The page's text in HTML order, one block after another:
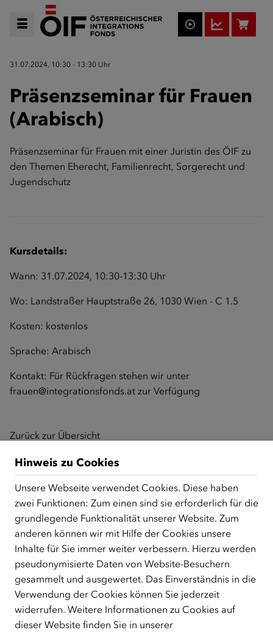
31.07.2024, 10:30 - 13:30 Uhr
Präsenzseminar für Frauen
(Arabisch)
Präsenzseminar für Frauen mit einer Juristin des ÖIF zu
den Themen Eherecht, Familienrecht, Sorgerecht und
Jugendschutz
Kursdetails:
Wann: 31.07.2024, 10:30-13:30 Uhr
Wo: Landstraßer Hauptstraße 26, 1030 Wien - C 1.5
Kosten: kostenlos
Sprache: Arabisch
Kontakt: Für Rückfragen stehen wir unter
frauen@integrationsfonds.at zur Verfügung
Zurück zur Übersicht
ÜBER UNS
Der Österreichische Integrationsfonds (ÖIF) ist ein Fonds der
Republik Österreich, der Flüchtlinge, subsidiär
Schutzberechtigte, Vertriebene sowie Zuwander/innen als
zentrale Anlaufstelle bei der Integration in Österreich
unterstützt.mehr
FacebookYouTubeInstagramLinkedIn
Über den ÖIF
Hinweis zu Cookies
Unsere Webseite verwendet Cookies. Diese haben
zwei Funktionen: Zum einen sind sie erforderlich für die
grundlegende Funktionalität unserer Website. Zum
anderen können wir mit Hilfe der Cookies unsere
Inhalte für Sie immer weiter verbessern. Hierzu werden
pseudonymisierte Daten von Website-Besuchern
gesammelt und ausgewertet. Das Einverständnis in die
Verwendung der Cookies können Sie jederzeit
widerrufen. Weitere Informationen zu Cookies auf
dieser Website finden Sie in unserer